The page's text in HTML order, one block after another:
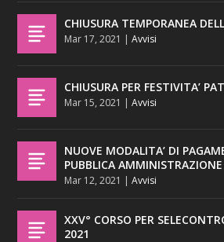
CHIUSURA TEMPORANEA
Mar 17, 2021 |Avvisi
CHIUSURA PER FESTIVITA’
Mar 15, 2021 |Avvisi
NUOVE MODALITA’ DI
PUBBLICA AMMINISTRAZIONE
Mar 12, 2021 |Avvisi
XXV° CORSO PER
2021